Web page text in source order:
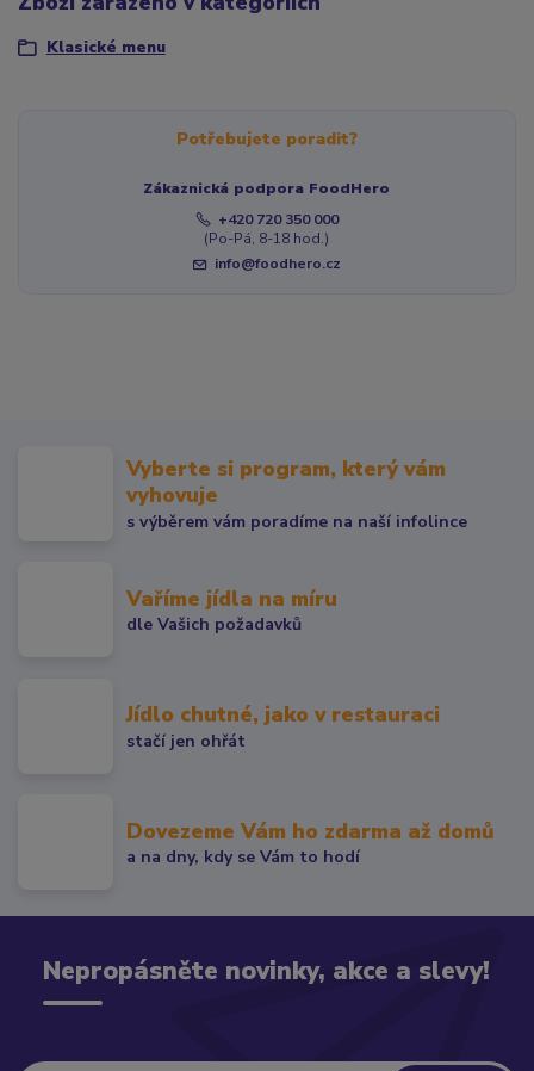
Klasické menu
Potřebujete poradit?
Zákaznická podpora FoodHero
+420 720 350 000
(Po-Pá, 8-18 hod.)
info@foodhero.cz
Vyberte si program, který vám
vyhovuje
s výběrem vám poradíme na naší infolince
Vaříme jídla na míru
dle Vašich požadavků
Jídlo chutné, jako v restauraci
stačí jen ohřát
Dovezeme Vám ho zdarma až domů
a na dny, kdy se Vám to hodí
Nepropásněte novinky, akce a slevy!